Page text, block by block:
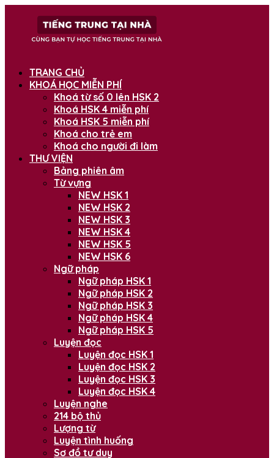
TRANG CHỦ
KHOÁ HỌC MIỄN PHÍ
Khoá từ số 0 lên HSK 2
Khoá HSK 4 miễn phí
Khoá HSK 5 miễn phí
Khoá cho trẻ em
Khoá cho người đi làm
THƯ VIỆN
Bảng phiên âm
Từ vựng
NEW HSK 1
NEW HSK 2
NEW HSK 3
NEW HSK 4
NEW HSK 5
NEW HSK 6
Ngữ pháp
Ngữ pháp HSK 1
Ngữ pháp HSK 2
Ngữ pháp HSK 3
Ngữ pháp HSK 4
Ngữ pháp HSK 5
Luyện đọc
Luyện đọc HSK 1
Luyện đọc HSK 2
Luyện đọc HSK 3
Luyện đọc HSK 4
Luyện nghe
214 bộ thủ
Lượng từ
Luyện tình huống
Sơ đồ tư duy